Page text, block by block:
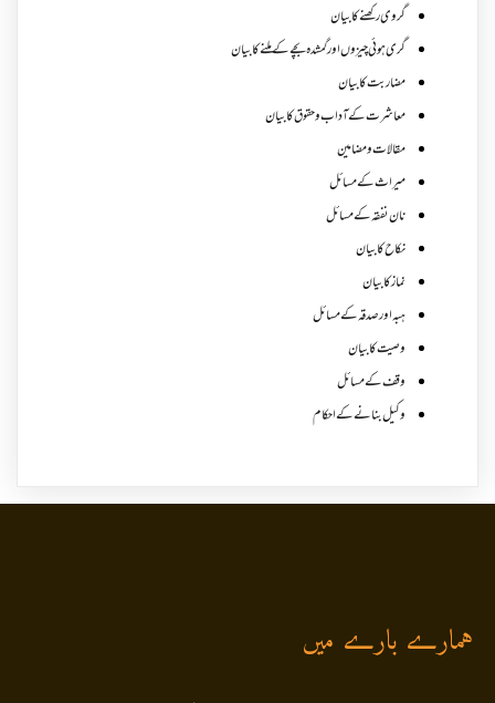
گروی رکھنے کا بیان
گری ہوئی چیزوں اورگمشدہ بچے کے ملنے کا بیان
مضاربت کا بیان
معاشرت کے آداب و حقوق کا بیان
مقالات ومضامین
میراث کے مسائل
نان نفقہ کے مسائل
نکاح کا بیان
نماز کا بیان
ہبہ اور صدقہ کے مسائل
وصیت کا بیان
وقف کے مسائل
وکیل بنانے کے احکام
ہمارے بارے میں